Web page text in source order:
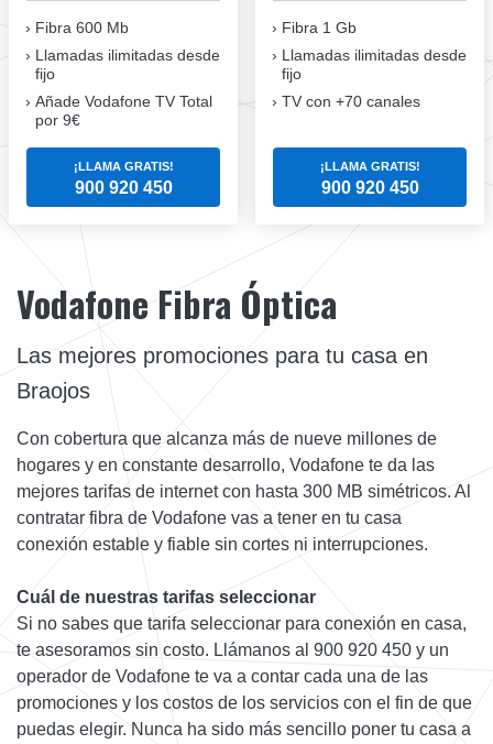
Fibra 600 Mb
Llamadas ilimitadas desde
fijo
Añade Vodafone TV Total
por 9€
¡LLAMA GRATIS!
900 920 450
Fibra 1 Gb
Llamadas ilimitadas desde
fijo
TV con +70 canales
¡LLAMA GRATIS!
900 920 450
Vodafone Fibra Óptica
Las mejores promociones para tu casa en
Braojos
Con cobertura que alcanza más de nueve millones de
hogares y en constante desarrollo, Vodafone te da las
mejores tarifas de internet con hasta 300 MB simétricos. Al
contratar fibra de Vodafone vas a tener en tu casa
conexión estable y fiable sin cortes ni interrupciones.
Cuál de nuestras tarifas seleccionar
Si no sabes que tarifa seleccionar para conexión en casa,
te asesoramos sin costo. Llámanos al 900 920 450 y un
operador de Vodafone te va a contar cada una de las
promociones y los costos de los servicios con el fin de que
puedas elegir. Nunca ha sido más sencillo poner tu casa a